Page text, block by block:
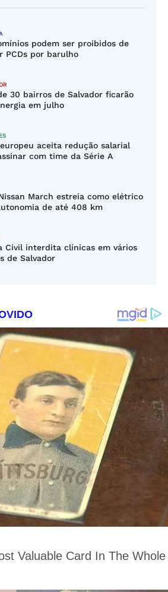
podem ser proibidos de
PCDs por barulho
30 bairros de Salvador ficarão
em julho
aceita redução salarial
com time da Série A
March estreia como elétrico
de até 408 km
Civil interdita clínicas em vários
de Salvador